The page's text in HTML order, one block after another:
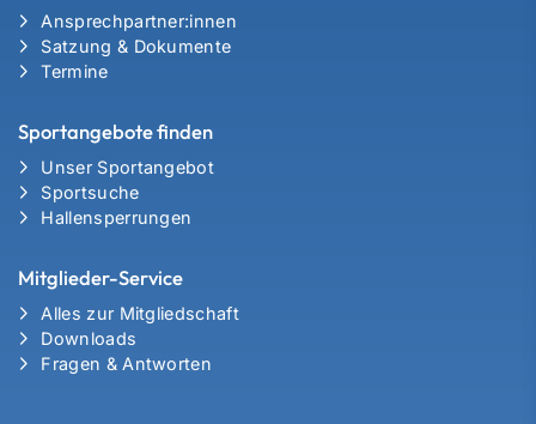
Ansprechpartner:innen
Satzung & Dokumente
Termine
Sportangebote finden
Unser Sportangebot
Sportsuche
Hallensperrungen
Mitglieder-Service
Alles zur Mitgliedschaft
Downloads
Fragen & Antworten